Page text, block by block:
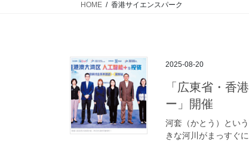
HOME 香港サイエンスパーク
2025-08-20
「広東省・香
ー」開催
河套（かとう）とい
きな河川がまっすぐ